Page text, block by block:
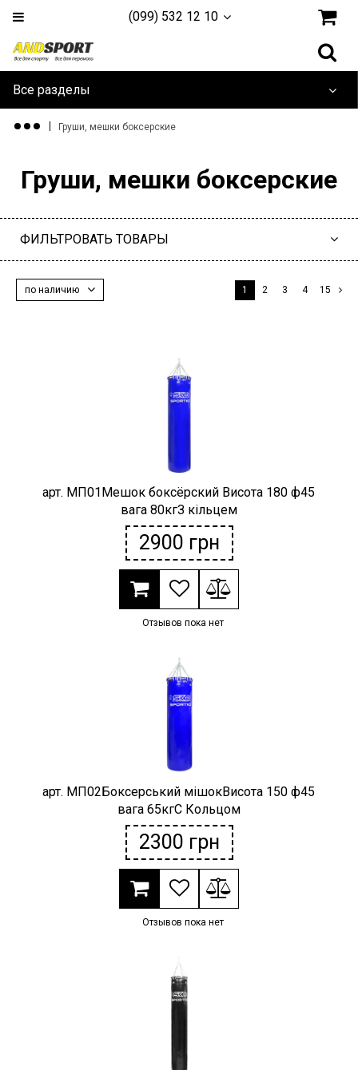
(099) 532 12 10
Все разделы
Дайвинг и плавание
Игровые Виды
Единоборства
Детские товары
Груши, мешки боксерские
Груши, мешки боксерские
ФИЛЬТРОВАТЬ ТОВАРЫ
по наличию 1 2 3 4 15
арт. МП01Мешок боксёрский Висота 180 ф45
вага 80кгЗ кільцем
2900 грн
Отзывов пока нет
арт. МП02Боксерський мішокВисота 150 ф45
вага 65кгС Кольцом
2300 грн
Отзывов пока нет